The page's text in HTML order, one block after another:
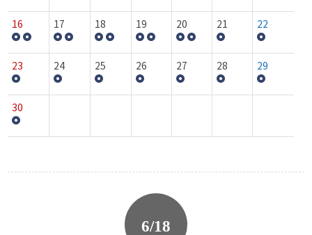
16 17 18 19 20 21 22
23 24 25 26 27 28 29
30
6/18